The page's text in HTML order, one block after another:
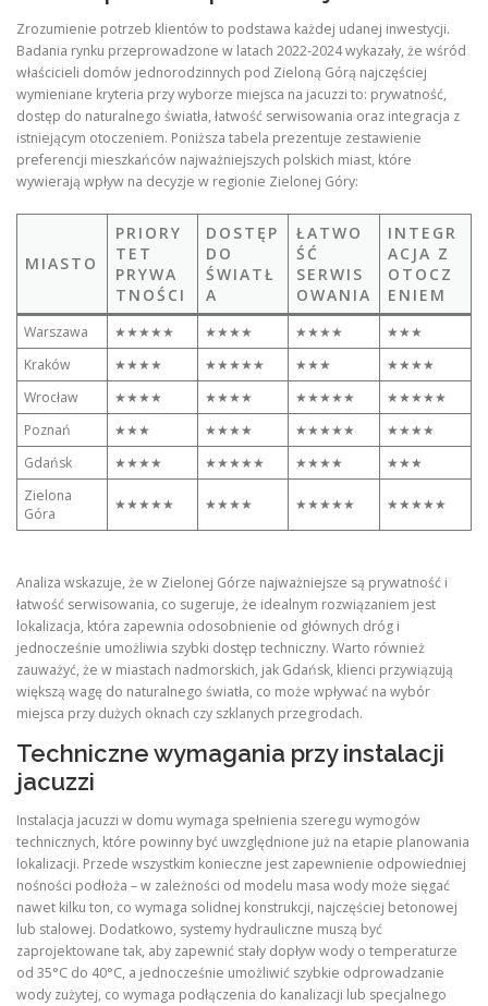
Zrozumienie potrzeb klientów to podstawa każdej udanej inwestycji.
Badania rynku przeprowadzone w latach 2022‑2024 wykazały, że wśród
właścicieli domów jednorodzinnych pod Zieloną Górą najczęściej
wymieniane kryteria przy wyborze miejsca na jacuzzi to: prywatność,
dostęp do naturalnego światła, łatwość serwisowania oraz integracja z
istniejącym otoczeniem. Poniższa tabela prezentuje zestawienie
preferencji mieszkańców najważniejszych polskich miast, które
wywierają wpływ na decyzje w regionie Zielonej Góry:
MIASTO
PRIORY
TET
PRYWA
TNOŚCI
DOSTĘP
DO
ŚWIATŁ
A
ŁATWO
ŚĆ
SERWIS
OWANIA
INTEGR
ACJA Z
OTOCZ
ENIEM
Warszawa ★★★★★ ★★★★ ★★★★
★★★
Kraków
★★★★ ★★★★★ ★★★
★★★★
Wrocław
★★★★ ★★★★ ★★★★★
★★★★★
Poznań
★★★ ★★★★ ★★★★★
★★★★
Gdańsk
★★★★ ★★★★★ ★★★★
★★★
Zielona
Góra
★★★★★ ★★★★ ★★★★★ ★★★★★
Analiza wskazuje, że w Zielonej Górze najważniejsze są prywatność i
łatwość serwisowania, co sugeruje, że idealnym rozwiązaniem jest
lokalizacja, która zapewnia odosobnienie od głównych dróg i
jednocześnie umożliwia szybki dostęp techniczny. Warto również
zauważyć, że w miastach nadmorskich, jak Gdańsk, klienci przywiązują
większą wagę do naturalnego światła, co może wpływać na wybór
miejsca przy dużych oknach czy szklanych przegrodach.
Techniczne wymagania przy instalacji
jacuzzi
Instalacja jacuzzi w domu wymaga spełnienia szeregu wymogów
technicznych, które powinny być uwzględnione już na etapie planowania
lokalizacji. Przede wszystkim konieczne jest zapewnienie odpowiedniej
nośności podłoża – w zależności od modelu masa wody może sięgać
nawet kilku ton, co wymaga solidnej konstrukcji, najczęściej betonowej
lub stalowej. Dodatkowo, systemy hydrauliczne muszą być
zaprojektowane tak, aby zapewnić stały dopływ wody o temperaturze
od 35°C do 40°C, a jednocześnie umożliwić szybkie odprowadzanie
wody zużytej, co wymaga podłączenia do kanalizacji lub specjalnego